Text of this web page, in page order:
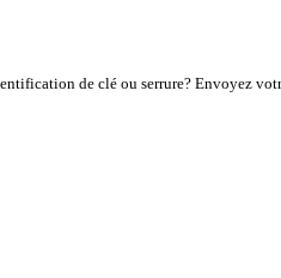
de clé ou serrure? Envoyez